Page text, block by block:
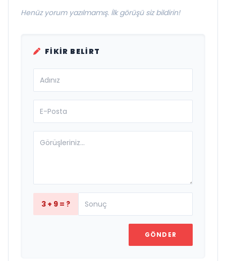
Henüz yorum yazılmamış. İlk görüşü siz bildirin!
FIKIR BELIRT
3 + 9 = ?
GÖNDER